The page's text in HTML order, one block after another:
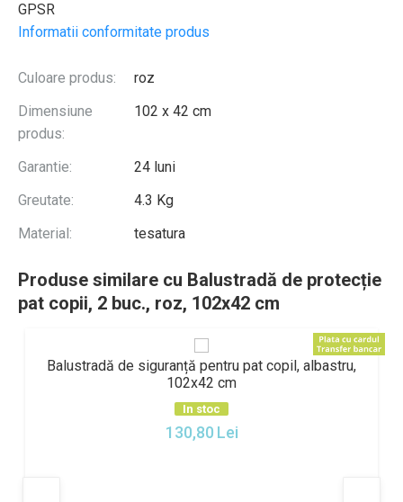
GPSR
Informatii conformitate produs
Culoare produs:
roz
Dimensiune
produs:
102 x 42 cm
Garantie:
24 luni
Greutate:
4.3 Kg
Material:
tesatura
Produse similare cu Balustradă de protecție
pat copii, 2 buc., roz, 102x42 cm
Balustradă de siguranță pentru pat copil, albastru,
102x42 cm
In stoc
130,80 Lei